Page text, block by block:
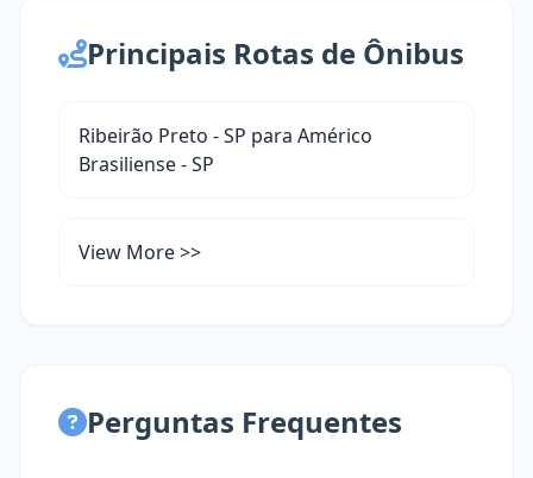
Principais Rotas de Ônibus
Ribeirão Preto - SP para Américo
Brasiliense - SP
View More >>
Perguntas Frequentes